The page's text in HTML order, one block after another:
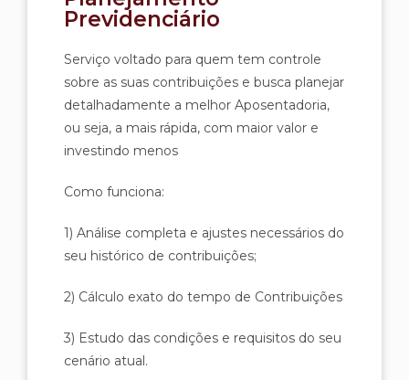
Previdenciário
Serviço voltado para quem tem controle
sobre as suas contribuições e busca planejar
detalhadamente a melhor Aposentadoria,
ou seja, a mais rápida, com maior valor e
investindo menos
Como funciona:
1) Análise completa e ajustes necessários do
seu histórico de contribuições;
2) Cálculo exato do tempo de Contribuições
3) Estudo das condições e requisitos do seu
cenário atual.